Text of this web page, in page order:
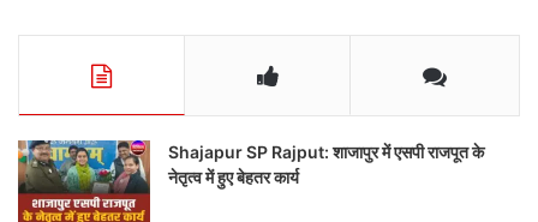
Shajapur SP Rajput: शाजापुर में एसपी राजपूत के
नेतृत्व में हुए बेहतर कार्य